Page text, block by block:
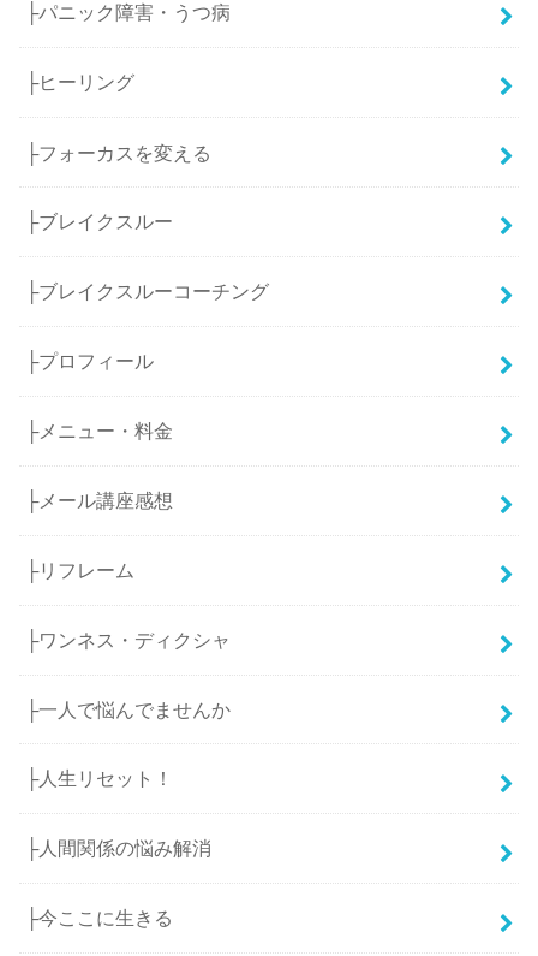
├パニック障害・うつ病
├ヒーリング
├フォーカスを変える
├ブレイクスルー
├ブレイクスルーコーチング
├プロフィール
├メニュー・料金
├メール講座感想
├リフレーム
├ワンネス・ディクシャ
├一人で悩んでませんか
├人生リセット！
├人間関係の悩み解消
├今ここに生きる